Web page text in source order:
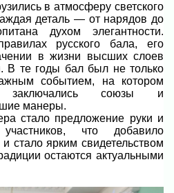
в атмосферу светского
деталь — от нарядов до
духом элегантности.
русского бала, его
в жизни высших слоев
В те годы бал был не только
событием, на котором
заключались союзы и
манеры.
стало предложение руки и
что добавило
стало ярким свидетельством
остаются актуальными